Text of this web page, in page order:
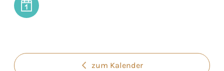
zum Kalender